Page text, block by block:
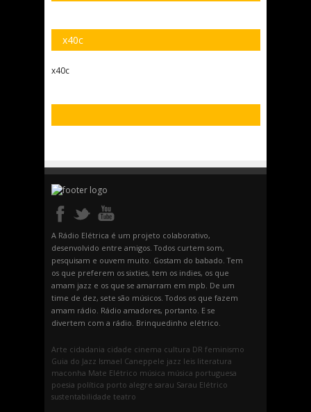
x40c
x40c
A Rádio Elétrica é um projeto colaborativo,
desenvolvido entre amigos. Todos curtem som,
pesquisam e ouvem muito. Gostam do babado. Tem
os que preferem os sixties, tem os indies, os que
amam jazz e os que se amarram em mpb. De um
time de dez, sete são músicos. Todos os que fazem
amam rádio. Rádio amadores, portanto. E se
divertem com a rádio. Brinquedinho elétrico.
Arte cidadania cidade cinema cultura DR feminismo
Guia do Jazz Ismael Caneppele jazz leis literatura
maconha Mate Elétrico música música portuguesa
poesia política porto alegre sarau Sarau Elétrico
sustentabilidade teatro